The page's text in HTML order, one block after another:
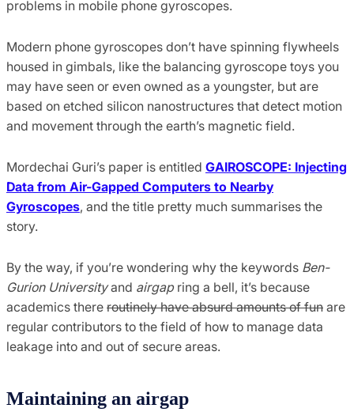
problems in mobile phone gyroscopes.
Modern phone gyroscopes don’t have spinning flywheels
housed in gimbals, like the balancing gyroscope toys you
may have seen or even owned as a youngster, but are
based on etched silicon nanostructures that detect motion
and movement through the earth’s magnetic field.
Mordechai Guri’s paper is entitled GAIROSCOPE: Injecting
Data from Air-Gapped Computers to Nearby
Gyroscopes, and the title pretty much summarises the
story.
By the way, if you’re wondering why the keywords Ben-
Gurion Universityand airgap ring a bell, it’s because
academics there routinely have absurd amounts of fun are
regular contributors to the field of how to manage data
leakage into and out of secure areas.
Maintaining an airgap